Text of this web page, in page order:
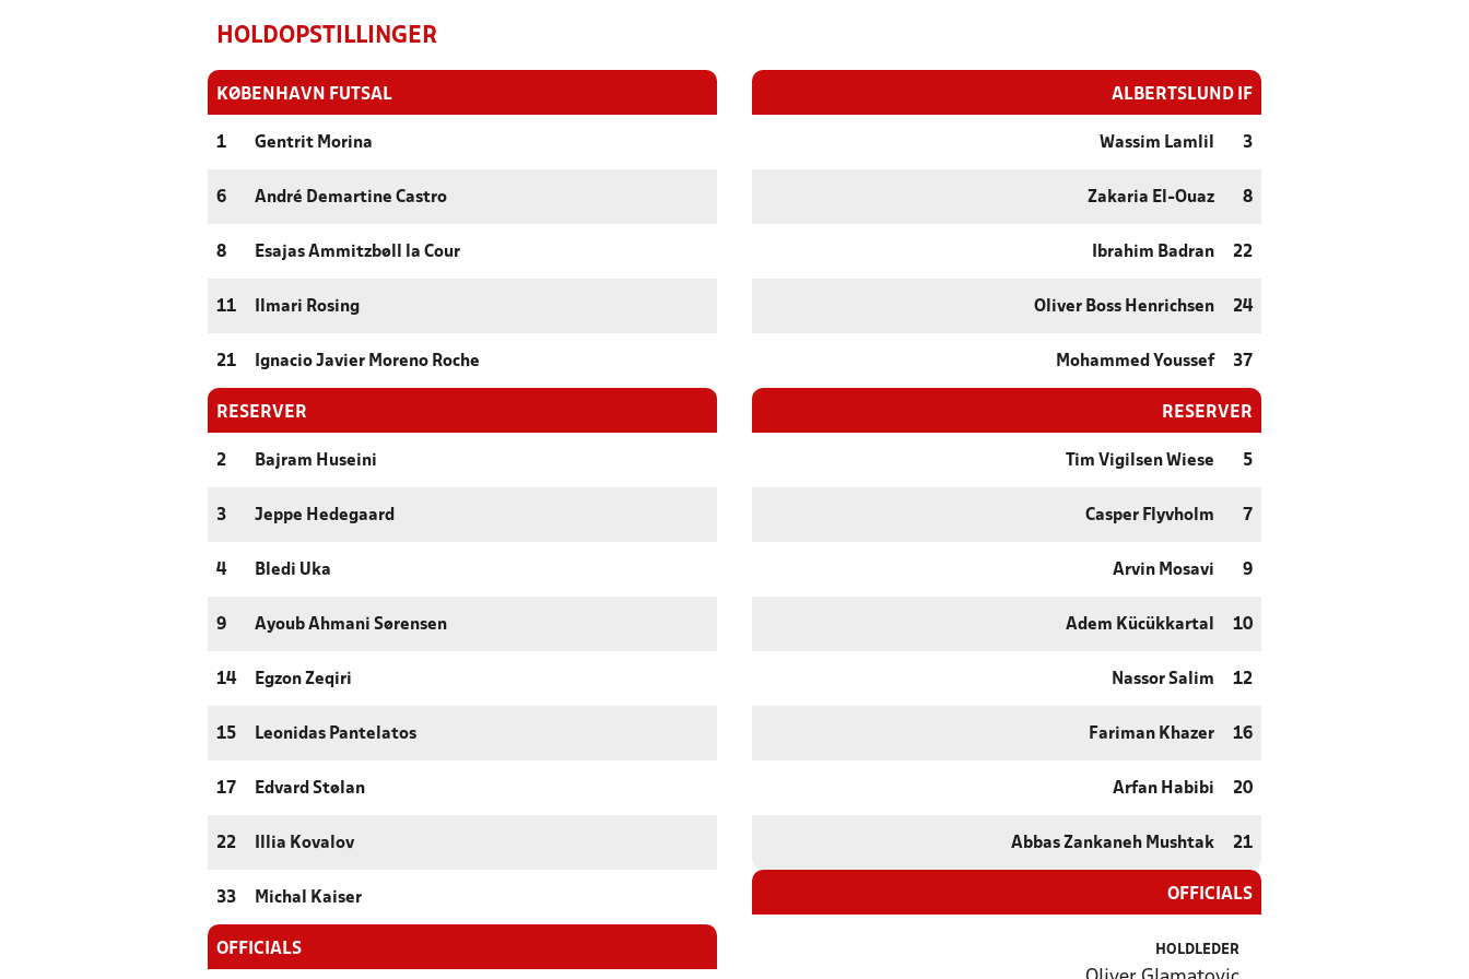
HOLDOPSTILLINGER
KØBENHAVN FUTSAL
1 Gentrit Morina
6 André Demartine Castro
8 Esajas Ammitzbøll la Cour
11 Ilmari Rosing
21 Ignacio Javier Moreno Roche
RESERVER
2 Bajram Huseini
3 Jeppe Hedegaard
4 Bledi Uka
9 Ayoub Ahmani Sørensen
14 Egzon Zeqiri
15 Leonidas Pantelatos
17 Edvard Stølan
22 Illia Kovalov
33 Michal Kaiser
OFFICIALS
ALBERTSLUND IF
Wassim Lamlil 3
Zakaria El-Ouaz 8
Ibrahim Badran 22
Oliver Boss Henrichsen 24
Mohammed Youssef 37
RESERVER
Tim Vigilsen Wiese 5
Casper Flyvholm 7
Arvin Mosavi 9
Adem Kücükkartal 10
Nassor Salim 12
Fariman Khazer 16
Arfan Habibi 20
Abbas Zankaneh Mushtak 21
OFFICIALS
HOLDLEDER